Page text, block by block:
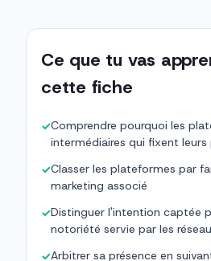
Ce que tu vas
cette fiche
✓Comprendre pourquoi les
intermédiaires qui fixent leurs
✓Classer les plateformes par
marketing associé
✓Distinguer l'intention captée
notoriété servie par les
✓Arbitrer sa présence en